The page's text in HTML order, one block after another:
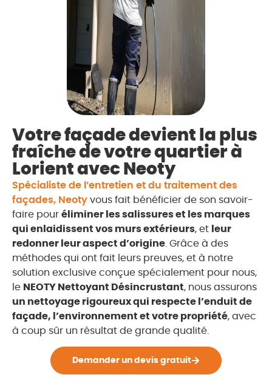
Votre façade devient la plus
fraîche de votre quartier à
Lorient avec Neoty
Spécialiste de l’entretien et du traitement des
façades, Neoty vous fait bénéficier de son savoir-
faire pour éliminer les salissures et les marques
qui enlaidissent vos murs extérieurs, et leur
redonner leur aspect d’origine . Grâce à des
méthodes qui ont fait leurs preuves, et à notre
solution exclusive conçue spécialement pour nous,
le NEOTY Nettoyant Désincrustant, nous assurons
un nettoyage rigoureux qui respecte l’enduit de
façade, l’environnement et votre propriété, avec
à coup sûr un résultat de grande qualité.
Demander un devis gratuit